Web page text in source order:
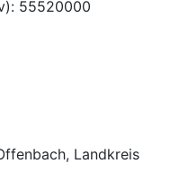
): 55520000
Landkreis